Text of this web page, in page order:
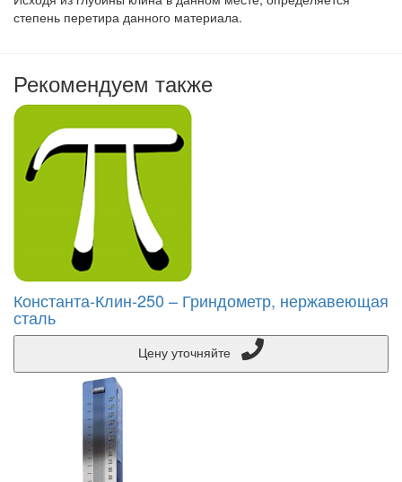
степень перетира данного материала.
Рекомендуем также
Константа-Клин-250 – Гриндометр, нержавеющая
сталь